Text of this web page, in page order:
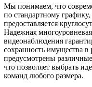
Мы понимаем, что
по стандартному
предоставляется
Надежная
видеонаблюдения
сохранность имущества
предусмотрены
что позволяет выбрать
команд любого размера.